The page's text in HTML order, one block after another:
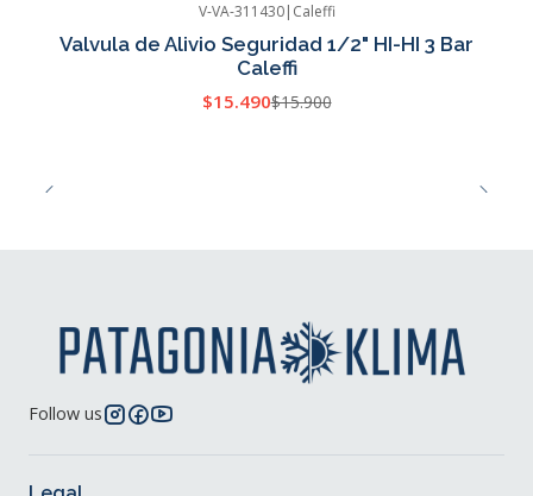
-3% OFF
V-VA-311430| Caleffi
Valvula de Alivio Seguridad 1/2" HI-HI 3 Bar
Caleffi
$15.490$15.900
Follow us